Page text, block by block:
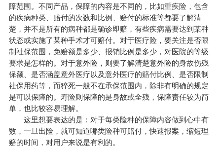
障范围。不同产品，保障的内容是不同的，比如重疾险，包含
的疾病种类、赔付的次数和比例、赔付的标准等都要了解清
楚，并不是所有的病种都是确诊即赔，有些疾病需要达到某种
状态或实施了某种手术才可赔付。对于医疗险，要关注是否限
制社保范围，免赔额是多少、报销比例是多少，对医院的等级
要求是怎样的。对于意外险，则要了解清楚意外险的身故伤残
保额、是否涵盖意外医疗以及意外医疗的赔付比例、是否限制
社保用药等，而猝死一般不在承保范围内，除非有明确的规定
是可以保障的。寿险则保障的是身故或全残，保障责任较为简
单，也比较容易理解。
这里想要表达的是：对于每类险种的保障内容做到心中有
数，一旦出险，就可知道哪类险种可赔付，快速报案，缩短理
赔的时间，对用户来说是有利的。